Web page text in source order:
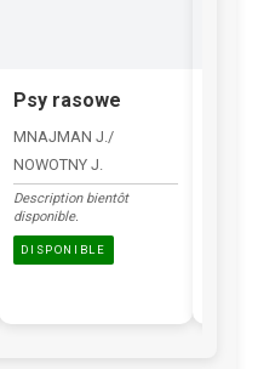
Psy rasowe
MNAJMAN J./
NOWOTNY J.
Description bientôt
disponible.
DISPONIBLE